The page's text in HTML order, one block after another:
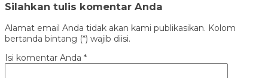
Silahkan tulis komentar Anda
Alamat email Anda tidak akan kami publikasikan. Kolom
bertanda bintang (*) wajib diisi.
Isi komentar Anda *